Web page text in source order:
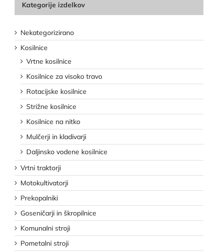
Kategorije izdelkov
Nekategorizirano
Kosilnice
Vrtne kosilnice
Kosilnice za visoko travo
Rotacijske kosilnice
Strižne kosilnice
Kosilnice na nitko
Mulčerji in kladivarji
Daljinsko vodene kosilnice
Vrtni traktorji
Motokultivatorji
Prekopalniki
Goseničarji in škropilnice
Komunalni stroji
Pometalni stroji